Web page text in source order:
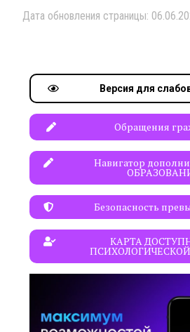
Дата обновления страницы:
Версия для
Обращения
Навигатор
Безопасность
КАРТА